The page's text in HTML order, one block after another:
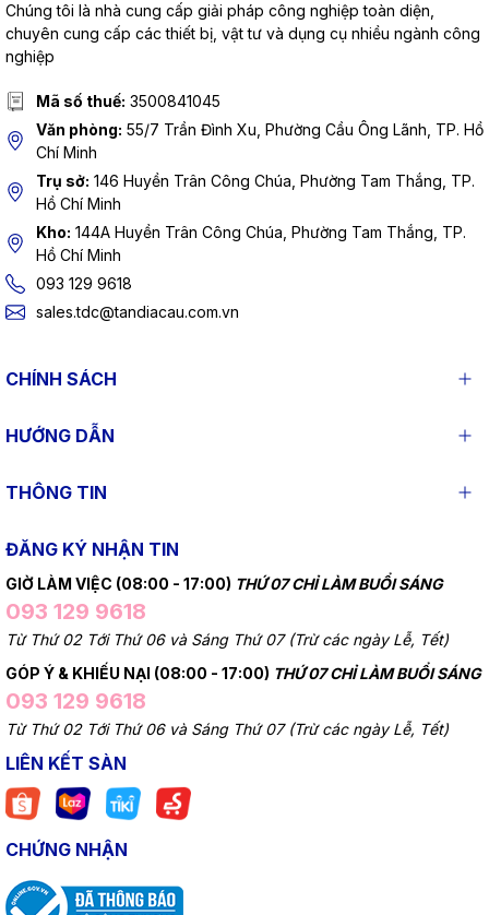
Chúng tôi là nhà cung cấp giải pháp công nghiệp toàn diện,
chuyên cung cấp các thiết bị, vật tư và dụng cụ nhiều ngành công
nghiệp
Mã số thuế: 3500841045
Văn phòng: 55/7 Trần Đình Xu, Phường Cầu Ông Lãnh, TP. Hồ
Chí Minh
Trụ sở: 146 Huyền Trân Công Chúa, Phường Tam Thắng, TP.
Hồ Chí Minh
Kho: 144A Huyền Trân Công Chúa, Phường Tam Thắng, TP.
Hồ Chí Minh
093 129 9618
sales.tdc@tandiacau.com.vn
CHÍNH SÁCH
HƯỚNG DẪN
THÔNG TIN
ĐĂNG KÝ NHẬN TIN
GIỜ LÀM VIỆC (08:00 - 17:00) THỨ 07 CHỈ LÀM BUỔI SÁNG
093 129 9618
Từ Thứ 02 Tới Thứ 06 và Sáng Thứ 07 (Trừ các ngày Lễ, Tết)
GÓP Ý & KHIẾU NẠI (08:00 - 17:00) THỨ 07 CHỈ LÀM BUỔI SÁNG
093 129 9618
Từ Thứ 02 Tới Thứ 06 và Sáng Thứ 07 (Trừ các ngày Lễ, Tết)
LIÊN KẾT SÀN
CHỨNG NHẬN